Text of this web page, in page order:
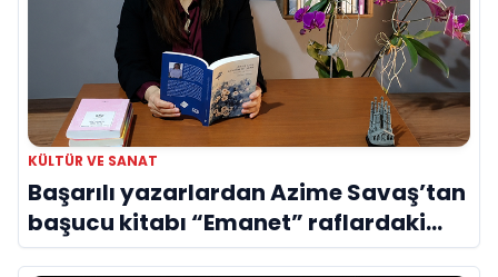
KÜLTÜR VE SANAT
Başarılı yazarlardan Azime Savaş’tan
başucu kitabı “Emanet” raflardaki
yerini aldı